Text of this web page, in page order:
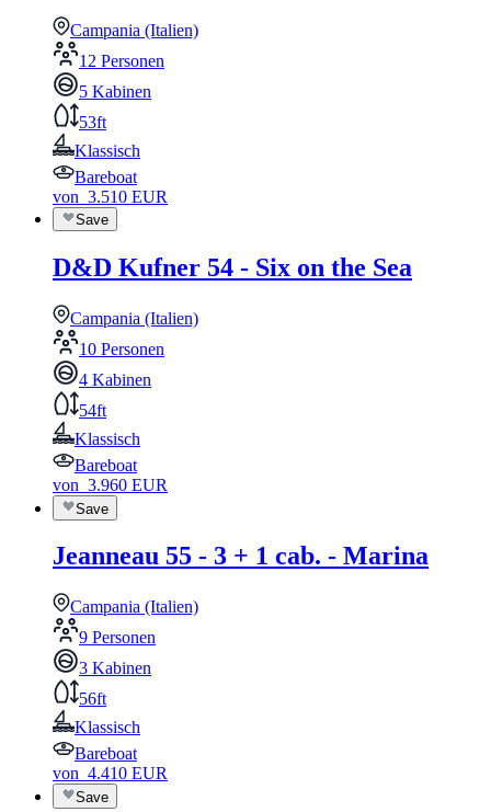
Campania (Italien)
12 Personen
5 Kabinen
53ft
Klassisch
Bareboat
von 3.510 EUR
Save
D&D Kufner 54 - Six on the Sea
Campania (Italien)
10 Personen
4 Kabinen
54ft
Klassisch
Bareboat
von 3.960 EUR
Save
Jeanneau 55 - 3 + 1 cab. - Marina
Campania (Italien)
9 Personen
3 Kabinen
56ft
Klassisch
Bareboat
von 4.410 EUR
Save